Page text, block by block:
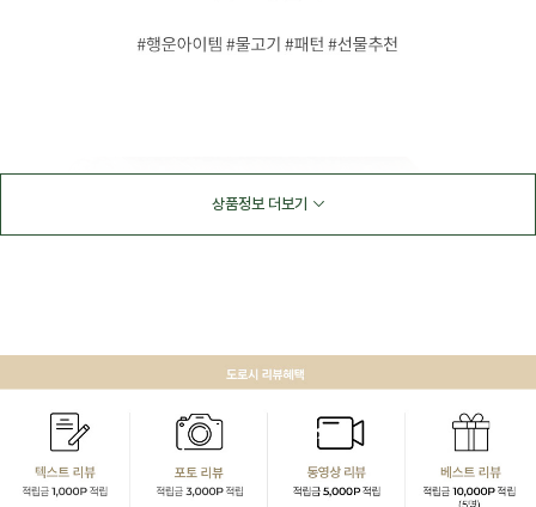
상품정보 더보기